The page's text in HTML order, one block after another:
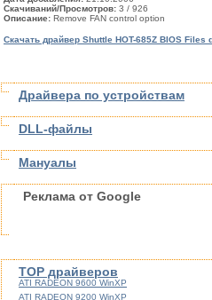
Скачиваний/Просмотров: 3 / 926
Описание: Remove FAN control option
Скачать драйвер Shuttle HOT-685Z BIOS Files
Драйвера по устройствам
DLL-файлы
Мануалы
Реклама от Google
TOP драйверов
ATI RADEON 9600 WinXP
ATI RADEON 9200 WinXP